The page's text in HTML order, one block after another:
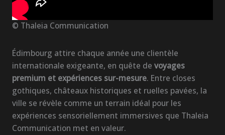
© Thaleia Communication
Édimbourg attire chaque année une clientèle
internationale exigeante, en quête de voyages
premium et expériences sur-mesure. Entre closes
gothiques, châteaux historiques et ruelles pavées, la
ville se révèle comme un terrain idéal pour les
expériences sensoriellement immersives que Thaleia
Communication met en valeur.